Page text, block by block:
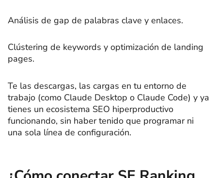
Análisis de gap de palabras clave y enlaces.
Clústering de keywords y optimización de landing
pages.
Te las descargas, las cargas en tu entorno de
trabajo (como Claude Desktop o Claude Code) y ya
tienes un ecosistema SEO hiperproductivo
funcionando, sin haber tenido que programar ni
una sola línea de configuración.